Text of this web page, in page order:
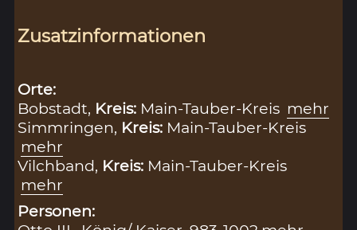
Zusatzinformationen
Orte:
Bobstadt, Kreis: Main-Tauber-Kreis mehr
Simmringen, Kreis: Main-Tauber-Kreis
mehr
Vilchband, Kreis: Main-Tauber-Kreis
mehr
Personen: